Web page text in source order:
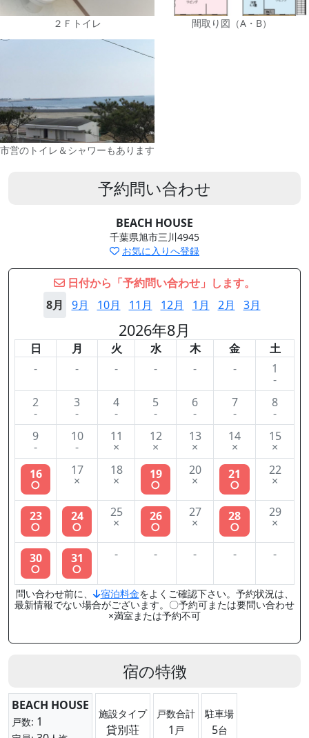
２Ｆトイレ 間取り図（A・B）
市営のトイレ＆シャワーもあります
予約問い合わせ
BEACH HOUSE
千葉県旭市三川4945
お気に入りへ登録
日付から「予約問い合わせ」します。
8月
9月 10月 11月 12月 1月 2月 3月
2026年8月
日 月 火 水 木 金
土
-
- - - - - 1
-
2
-
3
-
4
-
5
-
6
-
7
-
8
-
9
-
10
-
11
×
12
×
13
×
14
×
15
×
16
○
17
×
18
× 19
○
20
× 21
○
22
×
23
○
24
○
25
× 26
○
27
× 28
○
29
×
30
○
31
○
- - - - -
問い合わせ前に、 宿泊料金をよくご確認下さい。予約状況は、
最新情報でない場合がございます。〇予約可または要問い合わせ
×満室または予約不可
宿の特徴
BEACH HOUSE
戸数: 1
施設タイプ
貸別荘
戸数合計
1 戸
駐車場
5台